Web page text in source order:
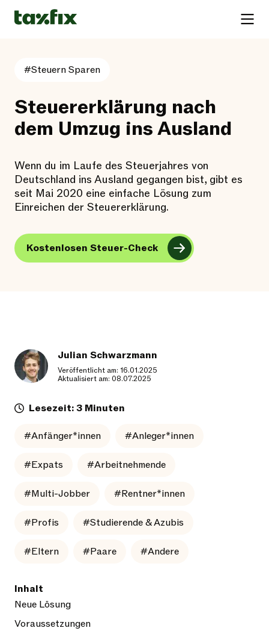
#Steuern Sparen
Steuererklärung nach
dem Umzug ins Ausland
Wenn du im Laufe des Steuerjahres von
Deutschland ins Ausland gegangen bist, gibt es
seit Mai 2020 eine einfache Lösung zum
Einreichen der Steuererklärung.
Kostenlosen Steuer-Check
Julian Schwarzmann
Veröffentlicht am: 16.01.2025
Aktualisiert am: 08.07.2025
Lesezeit: 3 Minuten
#Anfänger*innen #Anleger*innen
#Expats #Arbeitnehmende
#Multi-Jobber #Rentner*innen
#Profis #Studierende & Azubis
#Eltern #Paare #Andere
Inhalt
Neue Lösung
Voraussetzungen